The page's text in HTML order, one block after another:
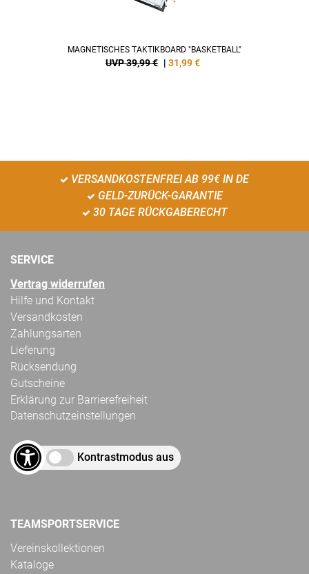
MAGNETISCHES TAKTIKBOARD "BASKETBALL"
UVP 39,99 € | 31,99€
VERSANDKOSTENFREI AB 99€ IN DE
GELD-ZURÜCK-GARANTIE
30 TAGE RÜCKGABERECHT
SERVICE
Vertrag widerrufen
Hilfe und Kontakt
Versandkosten
Zahlungsarten
Lieferung
Rücksendung
Gutscheine
Erklärung zur Barrierefreiheit
Datenschutzeinstellungen
Kontrastmodus aus
TEAMSPORTSERVICE
Vereinskollektionen
Kataloge